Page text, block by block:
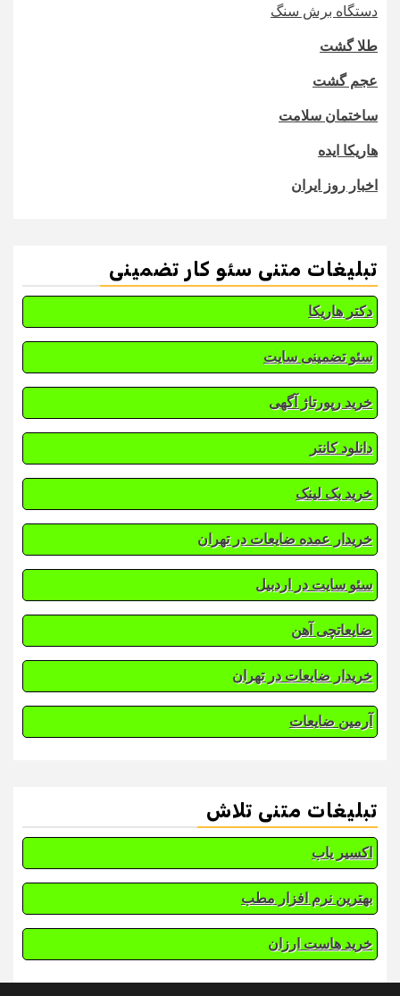
دستگاه برش سنگ
طلا گشت
عجم گشت
ساختمان سلامت
هاریکا ایده
اخبار روز ایران
تبلیغات متنی سئو کار تضمینی
دکتر هاریکا
سئو تضمینی سایت
خرید رپورتاژ آگهی
دانلود کانتر
خرید بک لینک
خریدار عمده ضایعات در تهران
سئو سایت در اردبیل
ضایعاتچی آهن
خریدار ضایعات در تهران
آرمین ضایعات
تبلیغات متنی تلاش
اکسیر یاب
بهترین نرم افزار مطب
خرید هاست ارزان